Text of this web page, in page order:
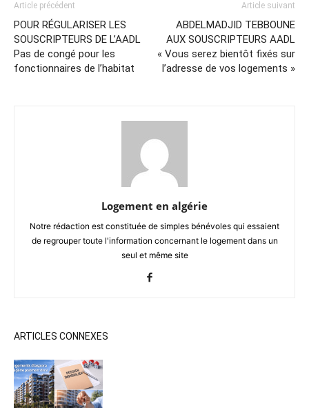
Article précédent
POUR RÉGULARISER LES
SOUSCRIPTEURS DE L’AADL
Pas de congé pour les
fonctionnaires de l’habitat
Article suivant
ABDELMADJID TEBBOUNE
AUX SOUSCRIPTEURS AADL
« Vous serez bientôt fixés sur
l’adresse de vos logements »
Logement en algérie
Notre rédaction est constituée de simples bénévoles qui essaient
de regrouper toute l'information concernant le logement dans un
seul et même site
ARTICLES CONNEXES